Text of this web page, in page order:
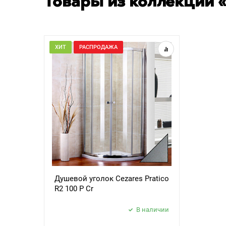
Товары из коллекции
ХИТ РАСПРОДАЖА
Душевой уголок Cezares Pratico
R2 100 P Cr
В наличии